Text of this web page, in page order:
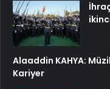
Alaaddin KAHYA:
Kariyer